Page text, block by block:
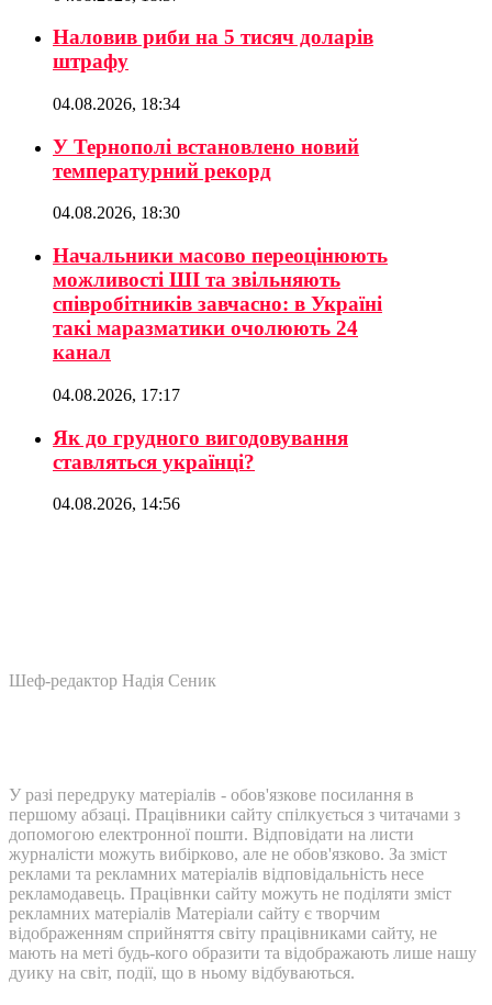
Наловив риби на 5 тисяч доларів
штрафу
04.08.2026, 18:34
У Тернополі встановлено новий
температурний рекорд
04.08.2026, 18:30
Начальники масово переоцінюють
можливості ШІ та звільняють
співробітників завчасно: в Україні
такі маразматики очолюють 24
канал
04.08.2026, 17:17
Як до грудного вигодовування
ставляться українці?
04.08.2026, 14:56
Шеф-редактор Надія Сеник
У разі передруку матеріалів - обов'язкове посилання в
першому абзаці. Працівники сайту спілкується з читачами з
допомогою електронної пошти. Відповідати на листи
журналісти можуть вибірково, але не обов'язково. За зміст
реклами та рекламних матеріалів відповідальність несе
рекламодавець. Працівнки сайту можуть не поділяти зміст
рекламних матеріалів Матеріали сайту є творчим
відображенням сприйняття світу працівниками сайту, не
мають на меті будь-кого образити та відображають лише нашу
дуику на світ, події, що в ньому відбуваються.